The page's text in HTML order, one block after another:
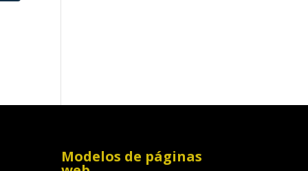
Modelos de páginas